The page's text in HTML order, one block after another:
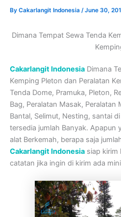
By Cakarlangit Indonesia /June 30,
Dimana Tempat Sewa Tenda
Cakarlangit Indonesia Dimana
Kemping Pleton dan Peralatan
Tenda Dome, Pramuka, Pleton,
Bag, Peralatan Masak, Peralatan
Bantal, Selimut, Nesting, santai
tersedia jumlah Banyak. Apapun
alat Berkemah, berapa saja
Cakarlangit Indonesia siap kirim
catatan jika ingin di kirim ada